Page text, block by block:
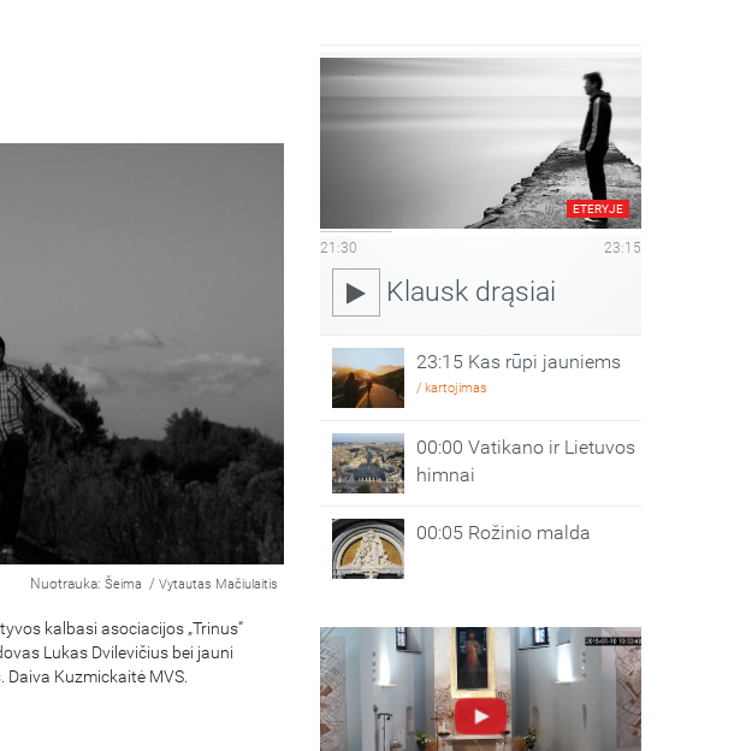
Nuotrauka: Šeima / Vytautas Mačiulaitis
kalbasi asociacijos „Trinus“
Lukas Dvilevičius bei jauni
Daiva Kuzmickaitė MVS.
ETERYJE
21:30 23:15
Klausk drąsiai
23:15 Kas rūpi jauniems
/ kartojimas
00:00 Vatikano ir Lietuvos
himnai
00:05 Rožinio malda